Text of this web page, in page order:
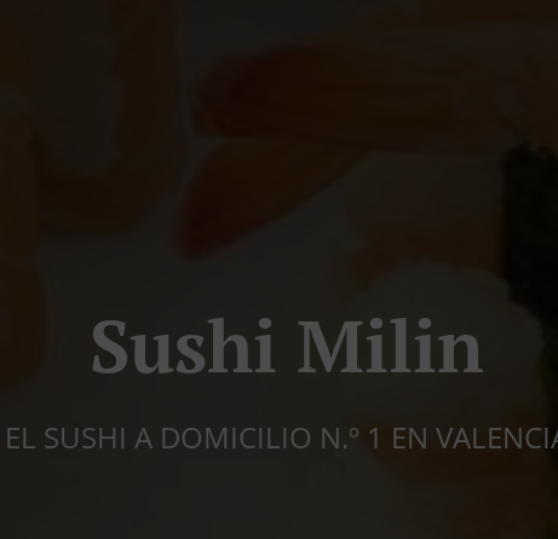
Sushi Milin
EL SUSHI A DOMICILIO N.º 1 EN